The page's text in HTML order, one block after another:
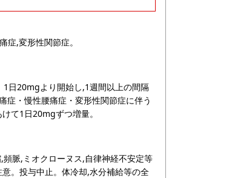
,変形性関節症。
日20mgより開始し,1週間以上の間隔
・慢性腰痛症・変形性関節症に伴う
て1日20mgずつ増量。
脈,ミオクローヌス,自律神経不安定等
。投与中止。体冷却,水分補給等の全